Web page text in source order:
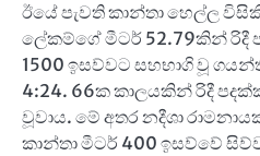
ඊයේ පැවති කාන්තා හෙල්ල
ලේකම්ගේ මීටර් 52.79කින් රිදී
1500 ඉසව්වට සහභාගි වූ
4:24. 66ක කාලයකින් රිදී
වූවාය. මේ අතර නදීශා
කාන්තා මීටර් 400 ඉසව්වේ